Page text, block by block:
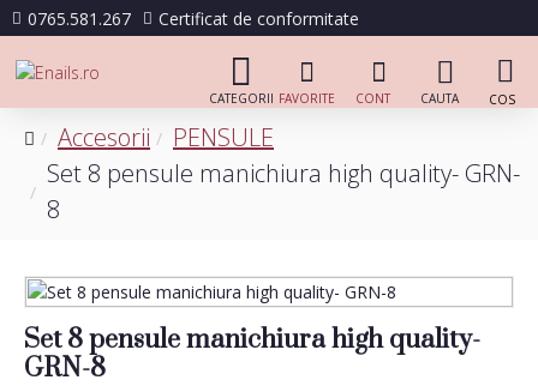
0765.581.267 Certificat de conformitate
Accesorii
PENSULE
Set 8 pensule manichiura high quality- GRN-
8
Set 8 pensule manichiura high quality-
GRN-8